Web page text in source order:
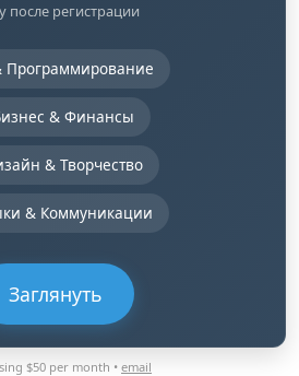
после регистрации
Программирование
& Финансы
& Творчество
& Коммуникации
Заглянуть
$50 per month • email